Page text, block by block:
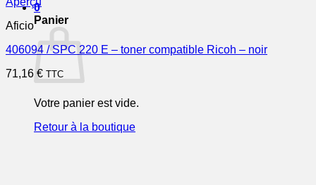
0
Panier
Votre panier est vide.
Retour à la boutique
Aficio
406094 / SPC 220 E – toner compatible Ricoh – noir
71,16 € TTC